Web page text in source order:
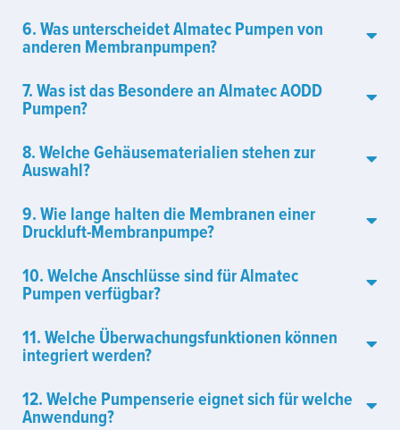
6. Was unterscheidet Almatec Pumpen von
anderen Membranpumpen?
7. Was ist das Besondere an Almatec AODD
Pumpen?
8. Welche Gehäusematerialien stehen zur
Auswahl?
9. Wie lange halten die Membranen einer
Druckluft-Membranpumpe?
10. Welche Anschlüsse sind für Almatec
Pumpen verfügbar?
11. Welche Überwachungsfunktionen können
integriert werden?
12. Welche Pumpenserie eignet sich für welche
Anwendung?